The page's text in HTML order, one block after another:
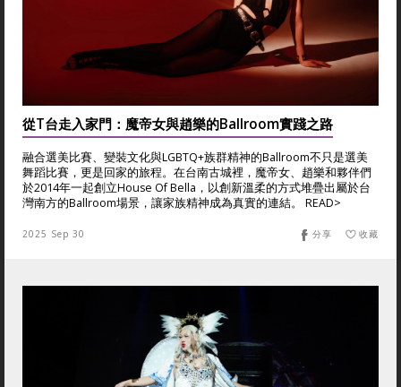
從T台走入家門：魔帝女與趙樂的Ballroom實踐之路
融合選美比賽、變裝文化與LGBTQ+族群精神的Ballroom不只是選美
舞蹈比賽，更是回家的旅程。在台南古城裡，魔帝女、趙樂和夥伴們
於2014年一起創立House Of Bella，以創新溫柔的方式堆疊出屬於台
灣南方的Ballroom場景，讓家族精神成為真實的連結。 READ>
2025 Sep 30 收藏
分享